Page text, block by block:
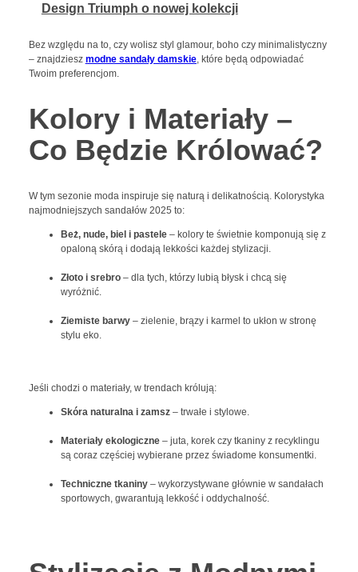
Design Triumph o nowej kolekcji
Bez względu na to, czy wolisz styl glamour, boho czy minimalistyczny
– znajdziesz modne sandały damskie, które będą odpowiadać
Twoim preferencjom.
Kolory i Materiały –
Co Będzie Królować?
W tym sezonie moda inspiruje się naturą i delikatnością. Kolorystyka
najmodniejszych sandałów 2025 to:
Beż, nude, biel i pastele– kolory te świetnie komponują się z
opaloną skórą i dodają lekkości każdej stylizacji.
Złoto i srebro– dla tych, którzy lubią błysk i chcą się
wyróżnić.
Ziemiste barwy– zielenie, brązy i karmel to ukłon w stronę
stylu eko.
Jeśli chodzi o materiały, w trendach królują:
Skóra naturalna i zamsz– trwałe i stylowe.
Materiały ekologiczne– juta, korek czy tkaniny z recyklingu
są coraz częściej wybierane przez świadome konsumentki.
Techniczne tkaniny– wykorzystywane głównie w sandałach
sportowych, gwarantują lekkość i oddychalność.